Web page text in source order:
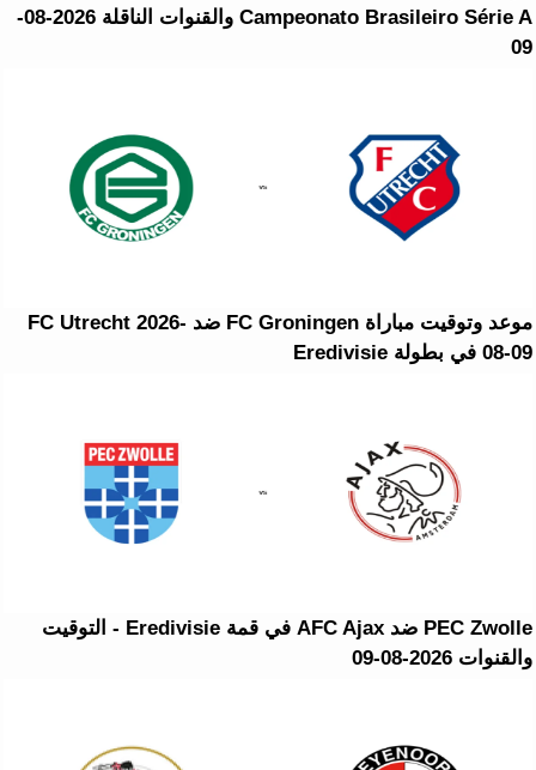
Campeonato Brasileiro Série A والقنوات الناقلة 2026-08-
09
موعد وتوقيت مباراة FC Groningen ضد FC Utrecht 2026-
08-09 في بطولة Eredivisie
PEC Zwolle ضد AFC Ajax في قمة Eredivisie - التوقيت
والقنوات 2026-08-09